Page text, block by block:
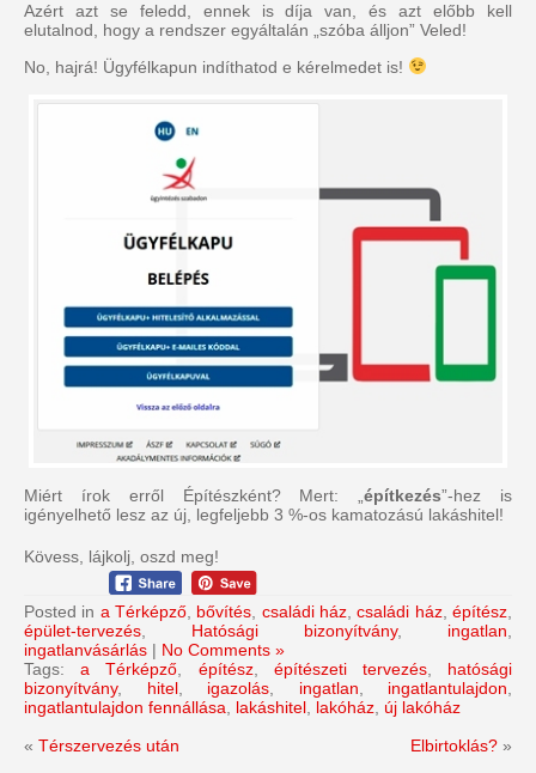
Azért azt se feledd, ennek is díja van, és azt előbb kell
elutalnod, hogy a rendszer egyáltalán „szóba álljon” Veled!
No, hajrá! Ügyfélkapun indíthatod e kérelmedet is!
Miért írok erről Építészként? Mert: „építkezés”-hez is
igényelhető lesz az új, legfeljebb 3 %-os kamatozású lakáshitel!
Kövess, lájkolj, oszd meg!
Posted in a Térképző, bővítés, családi ház,családi ház,építész,
épület-tervezés, Hatósági bizonyítvány, ingatlan,
ingatlanvásárlás | No Comments »
Tags:a Térképző, építész, építészeti tervezés, hatósági
bizonyítvány, hitel, igazolás, ingatlan, ingatlantulajdon,
ingatlantulajdon fennállása, lakáshitel, lakóház, új lakóház
« Térszervezés után Elbirtoklás? »